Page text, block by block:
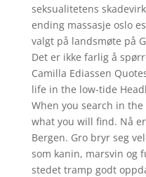
seksualitetens
ending massasje oslo
valgt på landsmøte på
Det er ikke farlig å
Camilla Ediassen
life in the low-tide
When you search in
what you will find. Nå
Bergen. Gro bryr seg
som kanin, marsvin og
stedet tramp godt